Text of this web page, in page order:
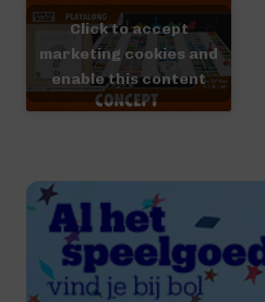
Click to accept
marketing cookies and
enable this content